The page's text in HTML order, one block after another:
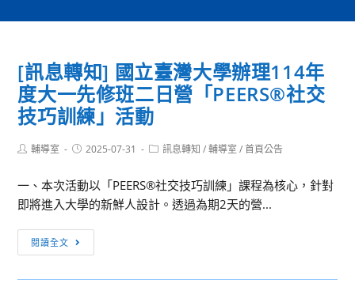
[訊息轉知] 國立臺灣大學辦理114年
度大一先修班二日營「PEERS®社交
技巧訓練」活動
Post輔導室
Post2025-07-31
Post訊息轉知 / 輔導室 / 首頁公告
一、本次活動以「PEERS®社交技巧訓練」課程為核心，針對
即將進入大學的新鮮人設計。透過為期2天的營...
閱讀全文
息
轉